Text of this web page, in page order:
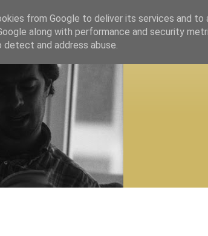
from Google to deliver its services and to
along with performance and security
and address abuse.